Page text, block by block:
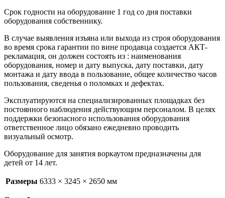
Срок годности на оборудование 1 год со дня поставки
оборудования собственнику.
В случае выявления изъяна или выхода из строя оборудования
во время срока гарантии по вине продавца создается АКТ-
рекламация, он должен состоять из : наименования
оборудования, номер и дату выпуска, дату поставки, дату
монтажа и дату ввода в пользование, общее количество часов
пользования, сведенья о поломках и дефектах.
Эксплуатируются на специализированных площадках без
постоянного наблюдения действующим персоналом. В целях
поддержки безопасного использования оборудования
ответственное лицо обязано ежедневно проводить
визуальный осмотр.
Оборудование для занятия воркаутом предназначены для
детей от 14 лет.
Размеры 6333 × 3245 × 2650 мм